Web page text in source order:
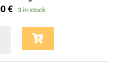
€ 3 in stock